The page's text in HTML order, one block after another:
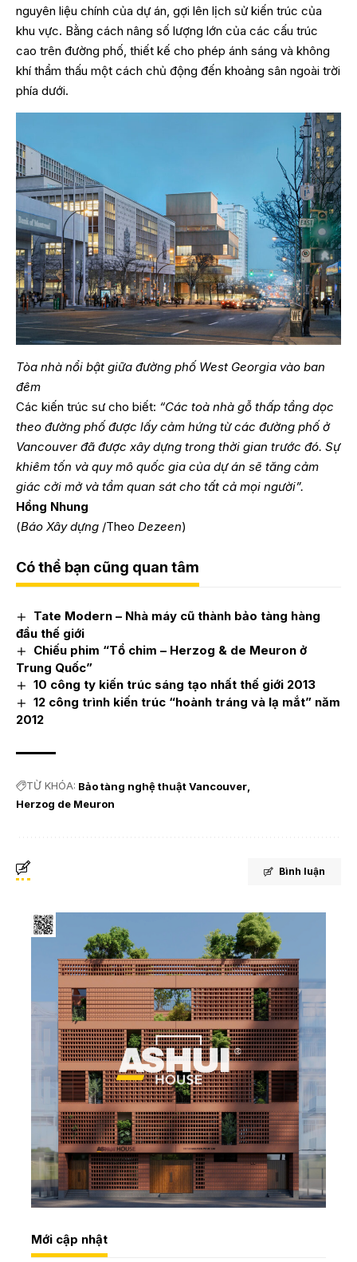
nguyên liệu chính của dự án, gợi lên lịch sử kiến trúc của
khu vực. Bằng cách nâng số lượng lớn của các cấu trúc
cao trên đường phố, thiết kế cho phép ánh sáng và không
khí thẩm thấu một cách chủ động đến khoảng sân ngoài trời
phía dưới.
Tòa nhà nổi bật giữa đường phố West Georgia vào ban
đêm
Các kiến trúc sư cho biết: “Các toà nhà gỗ thấp tầng dọc
theo đường phố được lấy cảm hứng từ các đường phố ở
Vancouver đã được xây dựng trong thời gian trước đó. Sự
khiêm tốn và quy mô quốc gia của dự án sẽ tăng cảm
giác cởi mở và tầm quan sát cho tất cả mọi người”.
Hồng Nhung
(Báo Xây dựng /Theo Dezeen)
Có thể bạn cũng quan tâm
Tate Modern – Nhà máy cũ thành bảo tàng hàng
đầu thế giới
Chiếu phim “Tổ chim – Herzog & de Meuron ở
Trung Quốc”
10 công ty kiến trúc sáng tạo nhất thế giới 2013
12 công trình kiến trúc “hoành tráng và lạ mắt” năm
2012
TỪ KHÓA: Bảo tàng nghệ thuật Vancouver
Herzog de Meuron
Bình luận
Mới cập nhật